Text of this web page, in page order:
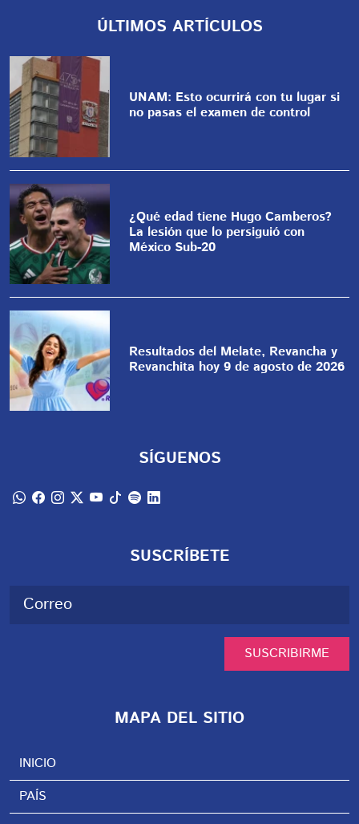
ÚLTIMOS ARTÍCULOS
UNAM: Esto ocurrirá con tu lugar si
no pasas el examen de control
¿Qué edad tiene Hugo Camberos?
La lesión que lo persiguió con
México Sub-20
Resultados del Melate, Revancha y
Revanchita hoy 9 de agosto de 2026
SÍGUENOS
SUSCRÍBETE
SUSCRIBIRME
MAPA DEL SITIO
INICIO
PAÍS